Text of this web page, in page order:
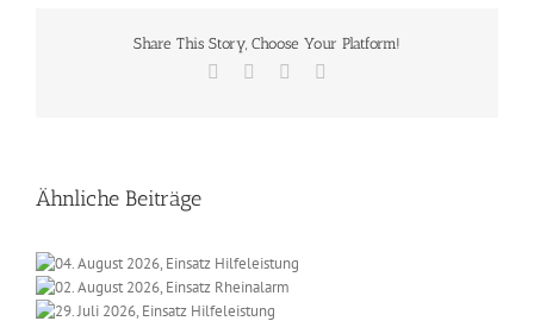
Share This Story, Choose Your Platform!
Facebook
Ähnliche Beiträge